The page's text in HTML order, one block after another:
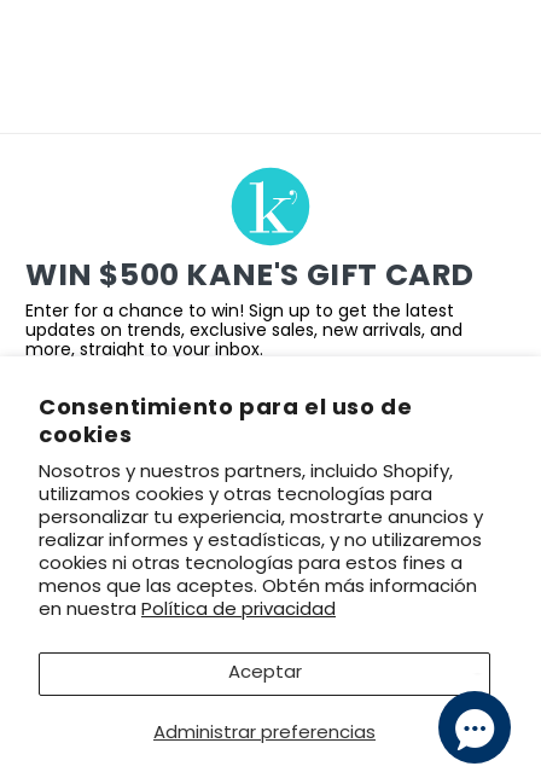
Consentimiento para el uso de
cookies
Nosotros y nuestros partners, incluido Shopify,
utilizamos cookies y otras tecnologías para
personalizar tu experiencia, mostrarte anuncios y
realizar informes y estadísticas, y no utilizaremos
cookies ni otras tecnologías para estos fines a
menos que las aceptes. Obtén más información
en nuestra Política de privacidad
Administrar preferencias
Aceptar
SELECCIONAR PREFERENCIAS DE ENTREGA
WIN $500 KANE'S GIFT CARD
Enter for a chance to win! Sign up to get the latest
updates on trends, exclusive sales, new arrivals, and
more, straight to your inbox.
First Name
Email
Sign up
© 2026,Kane's Furniture. Todos los derechos
reservados.
política de
términos de uso